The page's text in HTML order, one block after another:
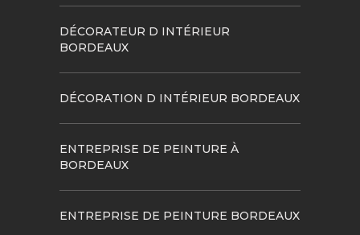
DÉCORATEUR D INTÉRIEUR
BORDEAUX
DÉCORATION D INTÉRIEUR BORDEAUX
ENTREPRISE DE PEINTURE À
BORDEAUX
ENTREPRISE DE PEINTURE BORDEAUX